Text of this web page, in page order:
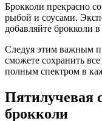
Брокколи прекрасно
рыбой и соусами.
добавляйте
Следуя этим важным
сможете сохранить
полным спектром в
Пятилучевая
брокколи